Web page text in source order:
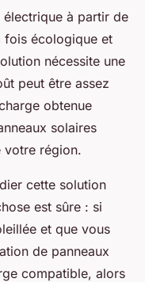
électrique à partir de
fois écologique et
nécessite une
peut être assez
obtenue
solaires
votre région.
cette solution
est sûre : si
et que vous
de panneaux
compatible, alors